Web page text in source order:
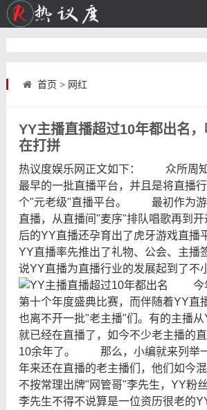
首页 > 网红
YY主播直播超过10年都出名
在打拼
热议度娱乐网 正文如下：
众所周知
最早的一批直播平台，并且是将直播
个"元老级"直播平台。 最初作为游
直播，从直播间"麦序"排队唱歌再到开
后的YY直播还孕育出了虎牙游戏
YY直播率先推出了礼物、公会、主播
说YY直播为直播行业的发展起到了不
今年
第十个年度盛典比赛，而伴随着YY直
也离不开一批"老主播"们。有的主播
就已经在直播了，如今不少老主播的
10余年了。 那么，小编就来列举
年来还在直播的老主播们，他们如
不按常理出牌"网管哥"李先生，YY
李先生不得不说算是一位资历很老的